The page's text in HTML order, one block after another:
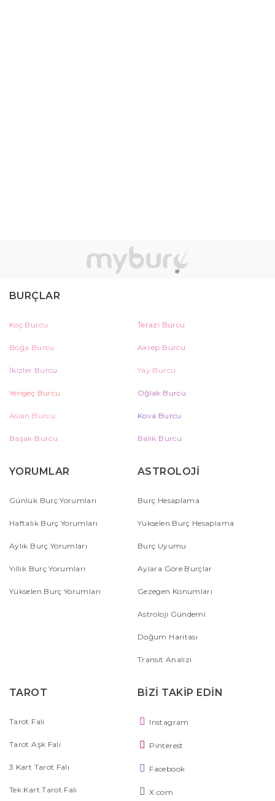
BURÇLAR
Koç Burcu Terazi Burcu
Boğa Burcu Akrep Burcu
İkizler Burcu Yay Burcu
Yengeç Burcu Oğlak Burcu
Aslan Burcu Kova Burcu
Başak Burcu Balık Burcu
YORUMLAR
Günlük Burç Yorumları
Haftalık Burç Yorumları
Aylık Burç Yorumları
Yıllık Burç Yorumları
Yükselen Burç Yorumları
ASTROLOJİ
Burç Hesaplama
Yükselen Burç Hesaplama
Burç Uyumu
Aylara Göre Burçlar
Gezegen Konumları
Astroloji Gündemi
Doğum Haritası
Transit Analizi
TAROT
Tarot Falı
Tarot Aşk Falı
3 Kart Tarot Falı
Tek Kart Tarot Falı
BİZİ TAKİP EDİN
Instagram
Pinterest
Facebook
X.com